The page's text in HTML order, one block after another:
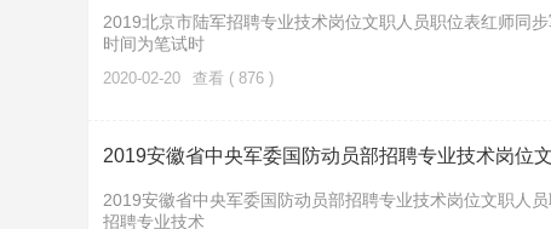
2019北京市陆军招聘专业技术岗位文职人员职位表红师同
时间为笔试时
2020-02-20 查看 ( 876 )
2019安徽省中央军委国防动员部招聘专业技术岗位
2019安徽省中央军委国防动员部招聘专业技术岗位文职人
招聘专业技术